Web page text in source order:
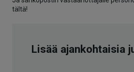
tältä!
Lisää ajankohtaisia